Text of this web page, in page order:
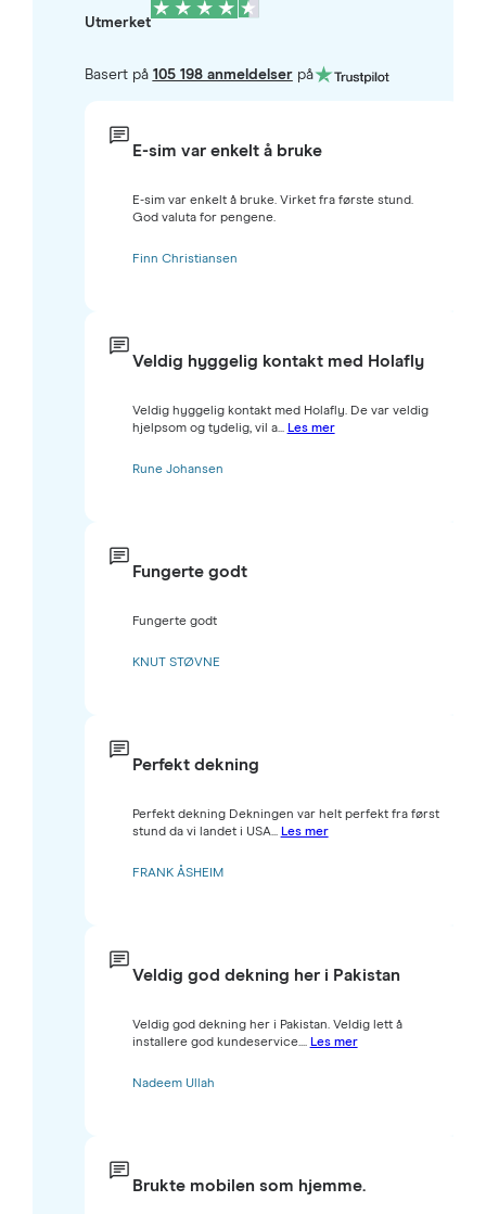
Utmerket
Basert på 105 198 anmeldelserpå
E-sim var enkelt å bruke
E-sim var enkelt å bruke. Virket fra første stund.
God valuta for pengene.
Finn Christiansen
Veldig hyggelig kontakt med Holafly
Veldig hyggelig kontakt med Holafly. De var veldig
hjelpsom og tydelig, vil a... Les mer
Rune Johansen
Fungerte godt
Fungerte godt
KNUT STØVNE
Perfekt dekning
Perfekt dekning Dekningen var helt perfekt fra først
stund da vi landet i USA... Les mer
FRANK ÅSHEIM
Veldig god dekning her i Pakistan
Veldig god dekning her i Pakistan. Veldig lett å
installere god kundeservice.... Les mer
Nadeem Ullah
Brukte mobilen som hjemme.